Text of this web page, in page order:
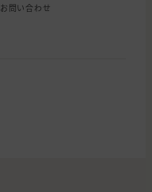
お問い合わせ